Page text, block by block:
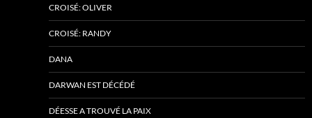
CROISÉ: OLIVER
CROISÉ: RANDY
DANA
DARWAN EST DÉCÉDÉ
DÉESSE A TROUVÉ LA PAIX